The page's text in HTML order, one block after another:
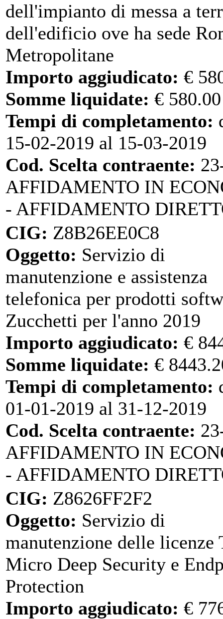
dell'impianto di messa a
dell'edificio ove ha sede
Metropolitane
Importo aggiudicato: €
Somme liquidate: € 580.00
Tempi di completamento:
15-02-2019 al 15-03-2019
Cod. Scelta contraente:
AFFIDAMENTO IN
- AFFIDAMENTO
CIG: Z8B26EE0C8
Oggetto: Servizio di
manutenzione e assistenza
telefonica per prodotti
Zucchetti per l'anno 2019
Importo aggiudicato: €
Somme liquidate: €
Tempi di completamento:
01-01-2019 al 31-12-2019
Cod. Scelta contraente:
AFFIDAMENTO IN
- AFFIDAMENTO
CIG: Z8626FF2F2
Oggetto: Servizio di
manutenzione delle licenze
Micro Deep Security e
Protection
Importo aggiudicato: €